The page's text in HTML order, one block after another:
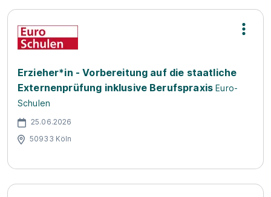
Erzieher*in - Vorbereitung auf die staatliche
Externenprüfung inklusive Berufspraxis Euro-
Schulen
25.06.2026
50933 Köln